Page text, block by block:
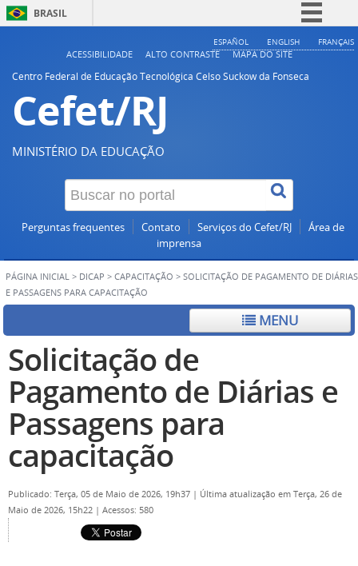
BRASIL
Simplifique!
ESPAÑOL ENGLISH FRANÇAIS
ACESSIBILIDADE ALTO CONTRASTE
MAPA DO SITE
Centro Federal de Educação Tecnológica Celso Suckow da Fonseca
Cefet/RJ
MINISTÉRIO DA EDUCAÇÃO
Perguntas frequentes Contato Serviços do Cefet/RJ
Área de
imprensa
PÁGINA INICIAL > DICAP > CAPACITAÇÃO > SOLICITAÇÃO DE PAGAMENTO DE DIÁRIAS
E PASSAGENS PARA CAPACITAÇÃO
MENU
Solicitação de
Pagamento de Diárias e
Passagens para
capacitação
Publicado: Terça, 05 de Maio de 2026, 19h37 | Última atualização em Terça, 26 de
Maio de 2026, 15h22 | Acessos: 580